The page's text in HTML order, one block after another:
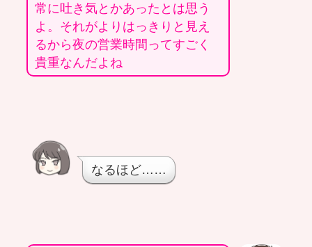
常に吐き気とかあったとは思う
よ。それがよりはっきりと見え
るから夜の営業時間ってすごく
貴重なんだよね
なるほど……